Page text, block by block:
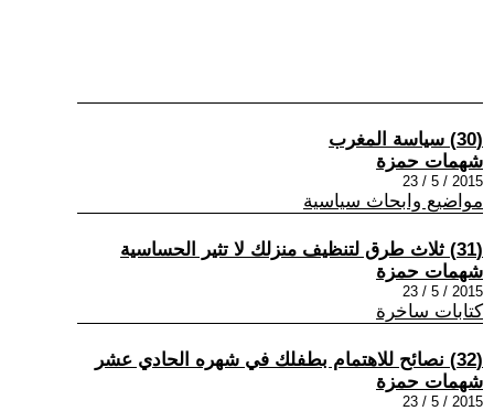
(30) سياسة المغرب
شهمات حمزة
2015 / 5 / 23
مواضيع وابحاث سياسية
(31) ثلاث طرق لتنظيف منزلك لا تثير الحساسية
شهمات حمزة
2015 / 5 / 23
كتابات ساخرة
(32) نصائح للاهتمام بطفلك في شهره الحادي عشر
شهمات حمزة
2015 / 5 / 23